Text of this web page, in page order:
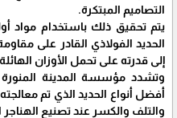
التصاميم المبتكرة.
يتم تحقيق ذلك باستخدام مواد
الحديد الفولاذي القادر على
إلى قدرته على تحمل الأوزان
وتشدد مؤسسة المدينة المنورة
أفضل أنواع الحديد الذي تم
والتلف والكسر عند تصنيع الهناجر